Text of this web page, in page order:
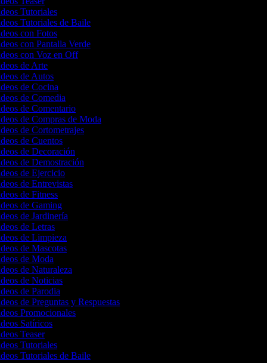
Tutoriales
Tutoriales de Baile
con Fotos
con Pantalla Verde
con Voz en Off
de Arte
de Autos
de Cocina
de Comedia
de Comentario
de Compras de Moda
de Cortometrajes
de Cuentos
de Decoración
de Demostración
de Ejercicio
de Entrevistas
de Fitness
de Gaming
de Jardinería
de Letras
de Limpieza
de Mascotas
de Moda
de Naturaleza
de Noticias
de Parodia
de Preguntas y Respuestas
Promocionales
Satíricos
Teaser
Tutoriales
Tutoriales de Baile